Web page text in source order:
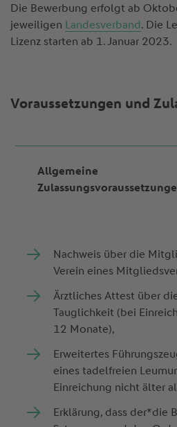
Die Bewerbung erfolgt ab
jeweiligen Landesverband. Die
Lizenz starten ab 1. Januar 2023.
Voraussetzungen und
Allgemeine
Nachweis über die
Verein eines
Ärztliches Attest über
Tauglichkeit (bei
12 Monate),
Erweitertes
eines tadelfreien
Einreichung nicht älter
Erklärung, dass der*die